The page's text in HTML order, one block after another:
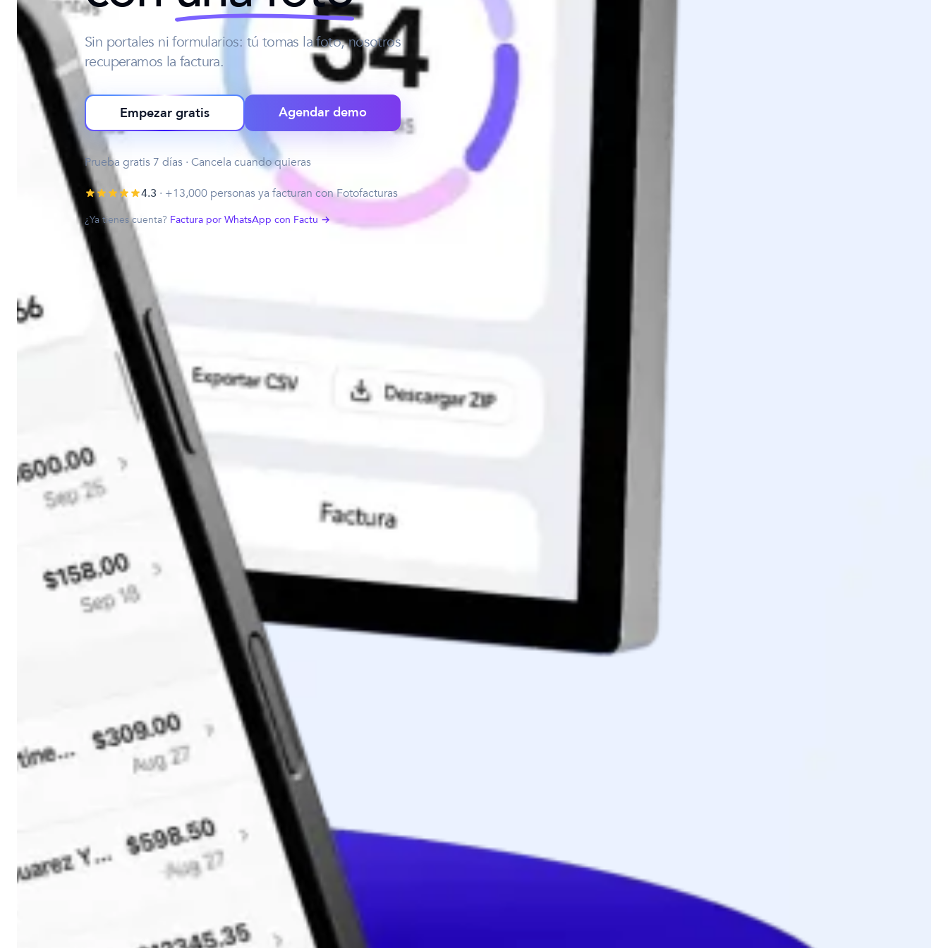
Sin portales ni formularios: tú tomas la foto, nosotros
recuperamos la factura.
Empezar gratis Agendar demo
Prueba gratis 7 días · Cancela cuando quieras
4.3 · +13,000 personas ya facturan con Fotofacturas
¿Ya tienes cuenta? Factura por WhatsApp con Factu →